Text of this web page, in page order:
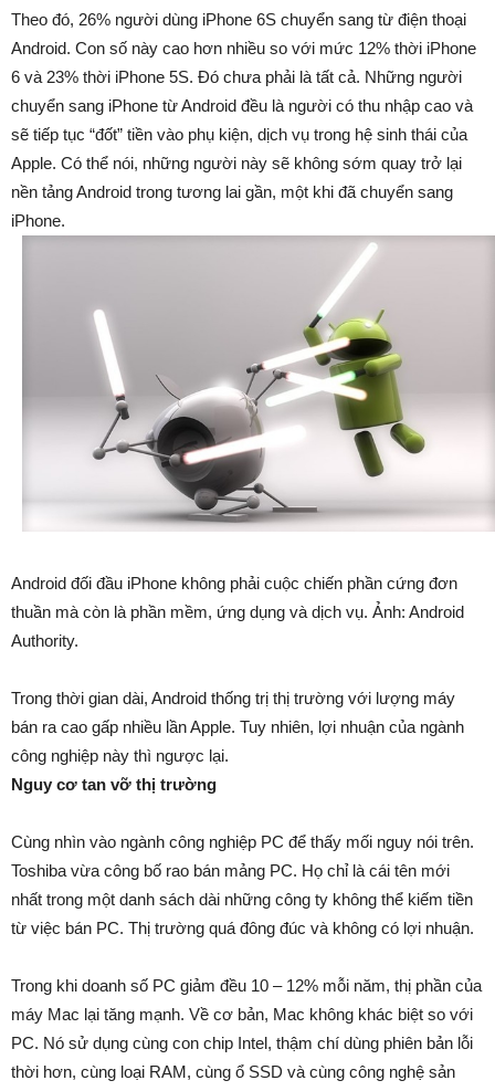
Theo đó, 26% người dùng iPhone 6S chuyển sang từ điện thoại
Android. Con số này cao hơn nhiều so với mức 12% thời iPhone
6 và 23% thời iPhone 5S. Đó chưa phải là tất cả. Những người
chuyển sang iPhone từ Android đều là người có thu nhập cao và
sẽ tiếp tục “đốt” tiền vào phụ kiện, dịch vụ trong hệ sinh thái của
Apple. Có thể nói, những người này sẽ không sớm quay trở lại
nền tảng Android trong tương lai gần, một khi đã chuyển sang
iPhone.
Android đối đầu iPhone không phải cuộc chiến phần cứng đơn
thuần mà còn là phần mềm, ứng dụng và dịch vụ. Ảnh: Android
Authority.
Trong thời gian dài, Android thống trị thị trường với lượng máy
bán ra cao gấp nhiều lần Apple. Tuy nhiên, lợi nhuận của ngành
công nghiệp này thì ngược lại.
Nguy cơ tan vỡ thị trường
Cùng nhìn vào ngành công nghiệp PC để thấy mối nguy nói trên.
Toshiba vừa công bố rao bán mảng PC. Họ chỉ là cái tên mới
nhất trong một danh sách dài những công ty không thể kiếm tiền
từ việc bán PC. Thị trường quá đông đúc và không có lợi nhuận.
Trong khi doanh số PC giảm đều 10 – 12% mỗi năm, thị phần của
máy Mac lại tăng mạnh. Về cơ bản, Mac không khác biệt so với
PC. Nó sử dụng cùng con chip Intel, thậm chí dùng phiên bản lỗi
thời hơn, cùng loại RAM, cùng ổ SSD và cùng công nghệ sản